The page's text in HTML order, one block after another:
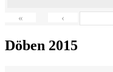
« ‹
Döben 2015